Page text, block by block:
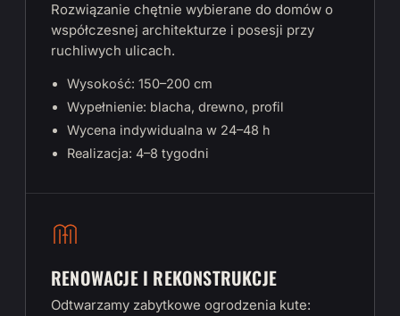
Rozwiązanie chętnie wybierane do domów o
współczesnej architekturze i posesji przy
ruchliwych ulicach.
Wysokość: 150–200 cm
Wypełnienie: blacha, drewno, profil
Wycena indywidualna w 24–48 h
Realizacja: 4–8 tygodni
RENOWACJE I REKONSTRUKCJE
Odtwarzamy zabytkowe ogrodzenia kute: